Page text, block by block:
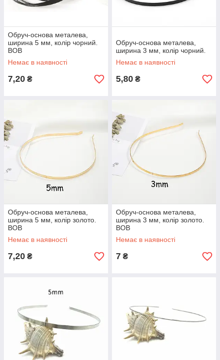
Обруч-основа металева,
ширина 5 мм, колір чорний.
ВОВ
Немає в наявності
7,20 ₴
Обруч-основа металева,
ширина 3 мм, колір чорний.
Немає в наявності
5,80 ₴
Обруч-основа металева,
ширина 5 мм, колір золото.
ВОВ
Немає в наявності
7,20 ₴
Обруч-основа металева,
ширина 3 мм, колір золото.
ВОВ
Немає в наявності
7 ₴